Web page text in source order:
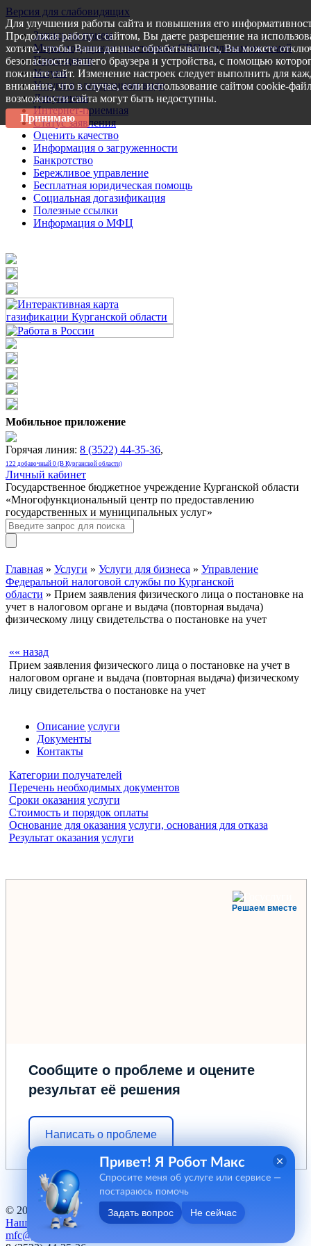
Версия для слабовидящих
Запись на прием
Меры поддержки участникам СВО и членам их семей
Пресс-центр
Услуги
Услуги в электронном виде
Документы
Интернет-приемная
Статус заявления
Оценить качество
Информация о загруженности
Банкротство
Бережливое управление
Бесплатная юридическая помощь
Социальная догазификация
Полезные ссылки
Информация о МФЦ
Мобильное приложение
Горячая линия: 8 (3522) 44-35-36,
122 добавочный 0 (В Курганской области)
Личный кабинет
Государственное бюджетное учреждение Курганской области
«Многофункциональный центр по предоставлению
государственных и муниципальных услуг»
Главная » Услуги » Услуги для бизнеса » Управление
Федеральной налоговой службы по Курганской
области » Прием заявления физического лица о постановке на
учет в налоговом органе и выдача (повторная выдача)
физическому лицу свидетельства о постановке на учет
«« назад
Прием заявления физического лица о постановке на учет в
налоговом органе и выдача (повторная выдача) физическому
лицу свидетельства о постановке на учет
Описание услуги
Документы
Контакты
Категории получателей
Перечень необходимых документов
Сроки оказания услуги
Стоимость и порядок оплаты
Основание для оказания услуги, основания для отказа
Результат оказания услуги
Решаем вместе
Сообщите о проблеме и оцените
результат её решения
Написать о проблеме
© 2012 - 2026 ГБУ "МФЦ" Курганской области
Наш баннер
mfc@kurganobl.ru
Для улучшения работы сайта и повышения его
Продолжая работу с сайтом, Вы даете разрешение на
хотите, чтобы Ваши данные обрабатывались, Вы можете
безопасности вашего браузера и устройства, с помощью
покиньте сайт. Изменение настроек следует выполнить для
внимание, что в случае, если использование сайтом cookie-
возможности сайта могут быть недоступны.
Принимаю
Привет! Я Робот Макс
Спросите меня об услуге или сервисе —
постараюсь помочь
Задать вопрос Не сейчас